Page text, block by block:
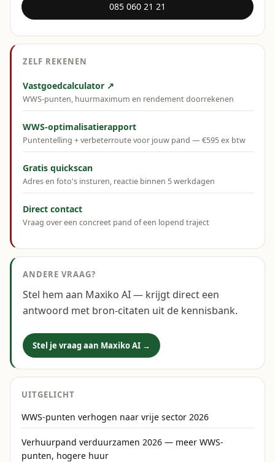
085 060 21 21
ZELF REKENEN
Vastgoedcalculator ↗
WWS-punten, huurmaximum en rendement doorrekenen
WWS-optimalisatierapport
Puntentelling + verbeterroute voor jouw pand — €595 ex btw
Gratis quickscan
Adres en foto's insturen, reactie binnen 5 werkdagen
Direct contact
Vraag over een concreet pand of een lopend traject
ANDERE VRAAG?
Stel hem aan Maxiko AI — krijgt direct een
antwoord met bron-citaten uit de kennisbank.
Stel je vraag aan Maxiko AI →
UITGELICHT
WWS-punten verhogen naar vrije sector 2026
Verhuurpand verduurzamen 2026 — meer WWS-
punten, hogere huur